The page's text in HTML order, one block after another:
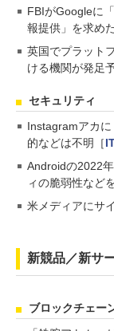
FBIがGoogleに
報提供」を求め
英国でプラット
ける機関が発足
セキュリティ
Instagramアカ
的などは不明［
Androidの2022
ィの脆弱性など
米メディアにサ
新競品／新サ
ブロックチェー